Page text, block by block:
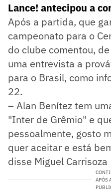
Lance! antecipou a
Após a partida, que
campeonato para o
do clube comentou,
uma entrevista a
para o Brasil, como
22.
– Alan Benítez tem
"Inter de Grêmio" e
pessoalmente, gosto
quer aceitar e está
disse Miguel Carrisoza
APÓS